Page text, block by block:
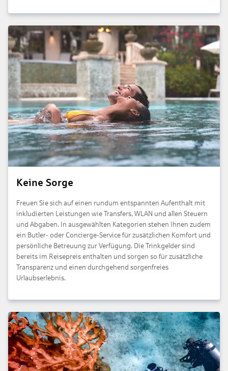
Keine Sorge
Freuen Sie sich auf einen rundum entspannten Aufenthalt mit
inkludierten Leistungen wie Transfers, WLAN und allen Steuern
und Abgaben. In ausgewählten Kategorien stehen Ihnen zudem
ein Butler- oder Concierge-Service für zusätzlichen Komfort und
persönliche Betreuung zur Verfügung. Die Trinkgelder sind
bereits im Reisepreis enthalten und sorgen so für zusätzliche
Transparenz und einen durchgehend sorgenfreies
Urlaubserlebnis.